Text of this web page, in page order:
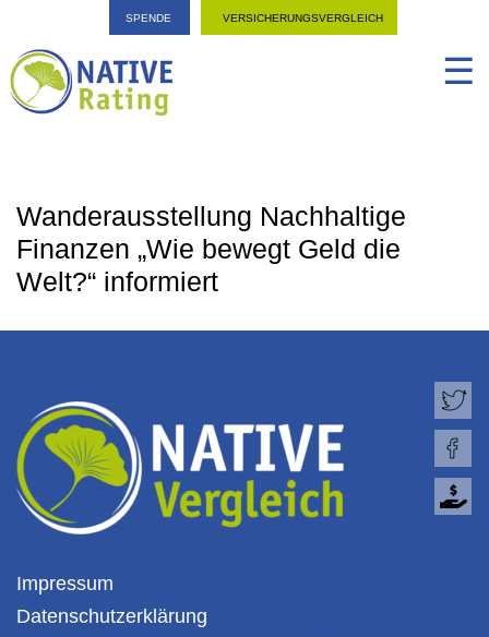
SPENDE VERSICHERUNGSVERGLEICH
☰
Wanderausstellung Nachhaltige
Finanzen „Wie bewegt Geld die
Welt?“ informiert
Impressum
Datenschutzerklärung